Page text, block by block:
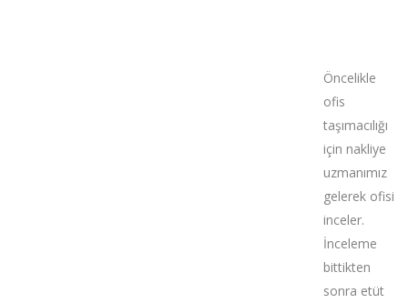
Öncelikle
ofis
taşımacılığı
için nakliye
uzmanımız
gelerek ofisi
inceler.
İnceleme
bittikten
sonra etüt